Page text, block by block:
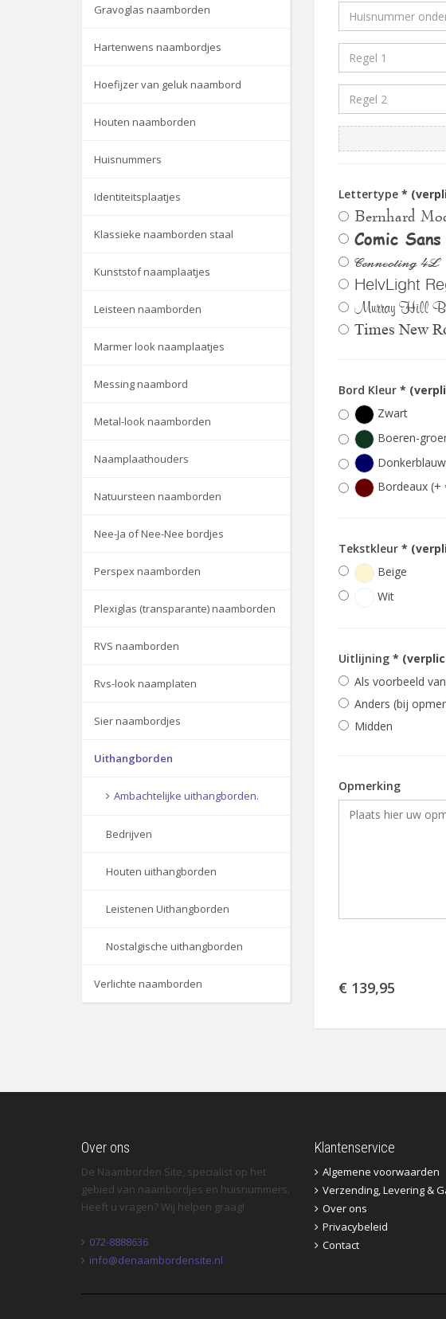
Gravoglas naamborden
Hartenwens naambordjes
Hoefijzer van geluk naambord
Houten naamborden
Huisnummers
Identiteitsplaatjes
Klassieke naamborden staal
Kunststof naamplaatjes
Leisteen naamborden
Marmer look naamplaatjes
Messing naambord
Metal-look naamborden
Naamplaathouders
Natuursteen naamborden
Nee-Ja of Nee-Nee bordjes
Perspex naamborden
Plexiglas (transparante) naamborden
RVS naamborden
Rvs-look naamplaten
Sier naambordjes
Uithangborden
Ambachtelijke uithangborden.
Bedrijven
Houten uithangborden
Leistenen Uithangborden
Nostalgische uithangborden
Verlichte naamborden
Lettertype *
Bernhard
Comic
Connecting 4L
HelvLight
Murray Hill
Times New
Bord Kleur *
Zwart
Boeren-
Bordeaux (+
Tekstkleur *
Beige
Wit
Uitlijning *
Als voorbeeld
Anders (bij
Midden
Opmerking
€ 139,95
Over ons
De Naamborden Site, specialist op het
gebied van naambordjes en huisnummers.
Heeft u vragen? Wij helpen graag!
072-8888636
info@denaambordensite.nl
Klantenservice
Algemene voorwaarden
Verzending, Levering &
Over ons
Privacybeleid
Contact